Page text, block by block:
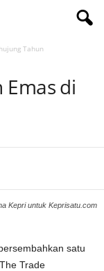
Tahun
di
Kepri untuk Keprisatu.com
satu
Trade